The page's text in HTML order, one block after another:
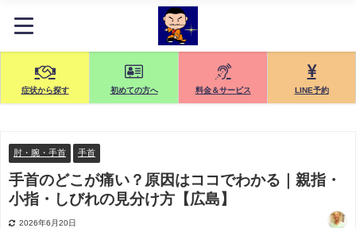
症状から探す 初めての方へ 料金＆サービス LINE予約
肘・腕・手首 手首
手首のどこが痛い？原因はココでわかる｜親指・
小指・しびれの見分け方【広島】
2026年6月20日